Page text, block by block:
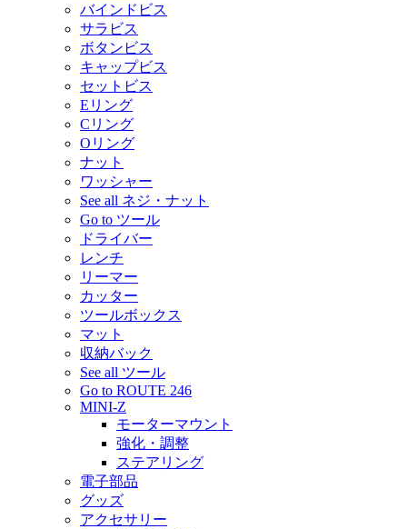
バインドビス
サラビス
ボタンビス
キャップビス
セットビス
Eリング
Cリング
Oリング
ナット
ワッシャー
See all ネジ・ナット
Go to ツール
ドライバー
レンチ
リーマー
カッター
ツールボックス
マット
収納バック
See all ツール
Go to ROUTE 246
MINI-Z
モーターマウント
強化・調整
ステアリング
電子部品
グッズ
アクセサリー